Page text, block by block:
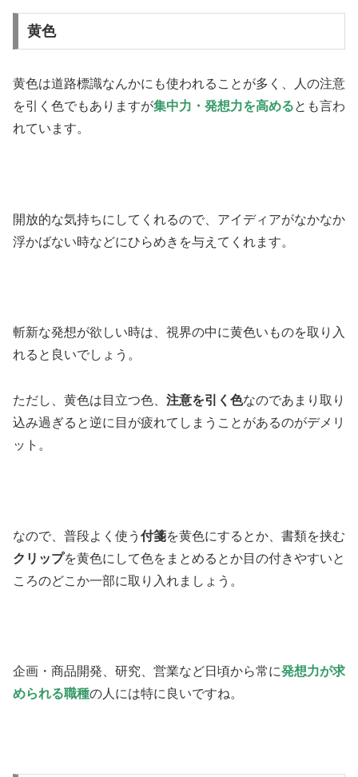
黄色
黄色は道路標識なんかにも使われることが多く、人の注意
を引く色でもありますが集中力・発想力を高めるとも言わ
れています。
開放的な気持ちにしてくれるので、アイディアがなかなか
浮かばない時などにひらめきを与えてくれます。
斬新な発想が欲しい時は、視界の中に黄色いものを取り入
れると良いでしょう。
ただし、黄色は目立つ色、 注意を引く色なのであまり取り
込み過ぎると逆に目が疲れてしまうことがあるのがデメリ
ット。
なので、普段よく使う 付箋を黄色にするとか、書類を挟む
クリップを黄色にして色をまとめるとか目の付きやすいと
ころのどこか一部に取り入れましょう。
企画・商品開発、研究、営業など日頃から常に発想力が求
められる職種の人には特に良いですね。